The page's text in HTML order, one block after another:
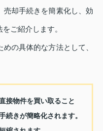
売却手続きを簡素化し、効
ご紹介します。
の具体的な方法として、
接物件を買い取ること
続きが簡略化されます。